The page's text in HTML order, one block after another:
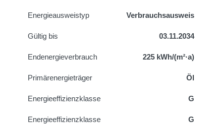
Energie­ausweistyp Verbrauchsausweis
Gültig bis 03.11.2034
Endenergieverbrauch 225 kWh/(m²·a)
Primärenergieträger Öl
Energieeffizienzklasse G
Energieeffizienzklasse G